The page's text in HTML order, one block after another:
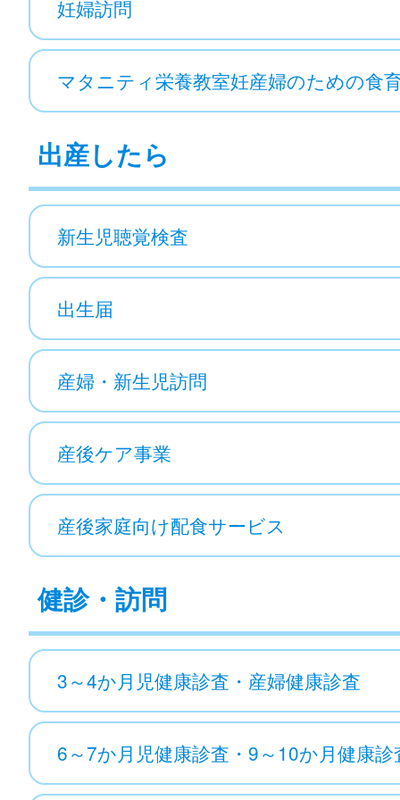
妊婦訪問
マタニティ栄養教室妊産婦のための食
出産したら
新生児聴覚検査
出生届
産婦・新生児訪問
産後ケア事業
産後家庭向け配食サービス
健診・訪問
3～4か月児健康診査・産婦健康診査
6～7か月児健康診査・9～10か月健康診